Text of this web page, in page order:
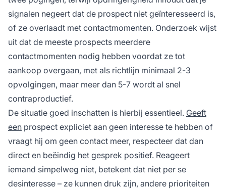
signalen negeert dat de prospect niet geïnteresseerd is,
of ze overlaadt met contactmomenten. Onderzoek wijst
uit dat de meeste prospects meerdere
contactmomenten nodig hebben voordat ze tot
aankoop overgaan, met als richtlijn minimaal 2-3
opvolgingen, maar meer dan 5-7 wordt al snel
contraproductief.
De situatie goed inschatten is hierbij essentieel. Geeft
een prospect expliciet aan geen interesse te hebben of
vraagt hij om geen contact meer, respecteer dat dan
direct en beëindig het gesprek positief. Reageert
iemand simpelweg niet, betekent dat niet per se
desinteresse – ze kunnen druk zijn, andere prioriteiten